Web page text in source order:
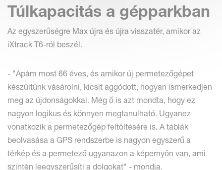
Túlkapacitás a gépparkban
Az egyszerűségre Max újra és újra visszatér, amikor az
iXtrack T6-ról beszél.
- "Apám most 66 éves, és amikor új permetezőgépet
készültünk vásárolni, kicsit aggódott, hogyan ismerkedjen
meg az újdonságokkal. Még ő is azt mondta, hogy ez
nagyon logikus és könnyen megtanulható. Ugyanez
vonatkozik a permetezőgép feltöltésére is. A táblák
beolvasása a GPS rendszerbe is nagyon egyszerű a
térkép és a permetező ugyanazon a képernyőn van, ami
szintén leegyszerűsíti a dolgokat" - mondja.